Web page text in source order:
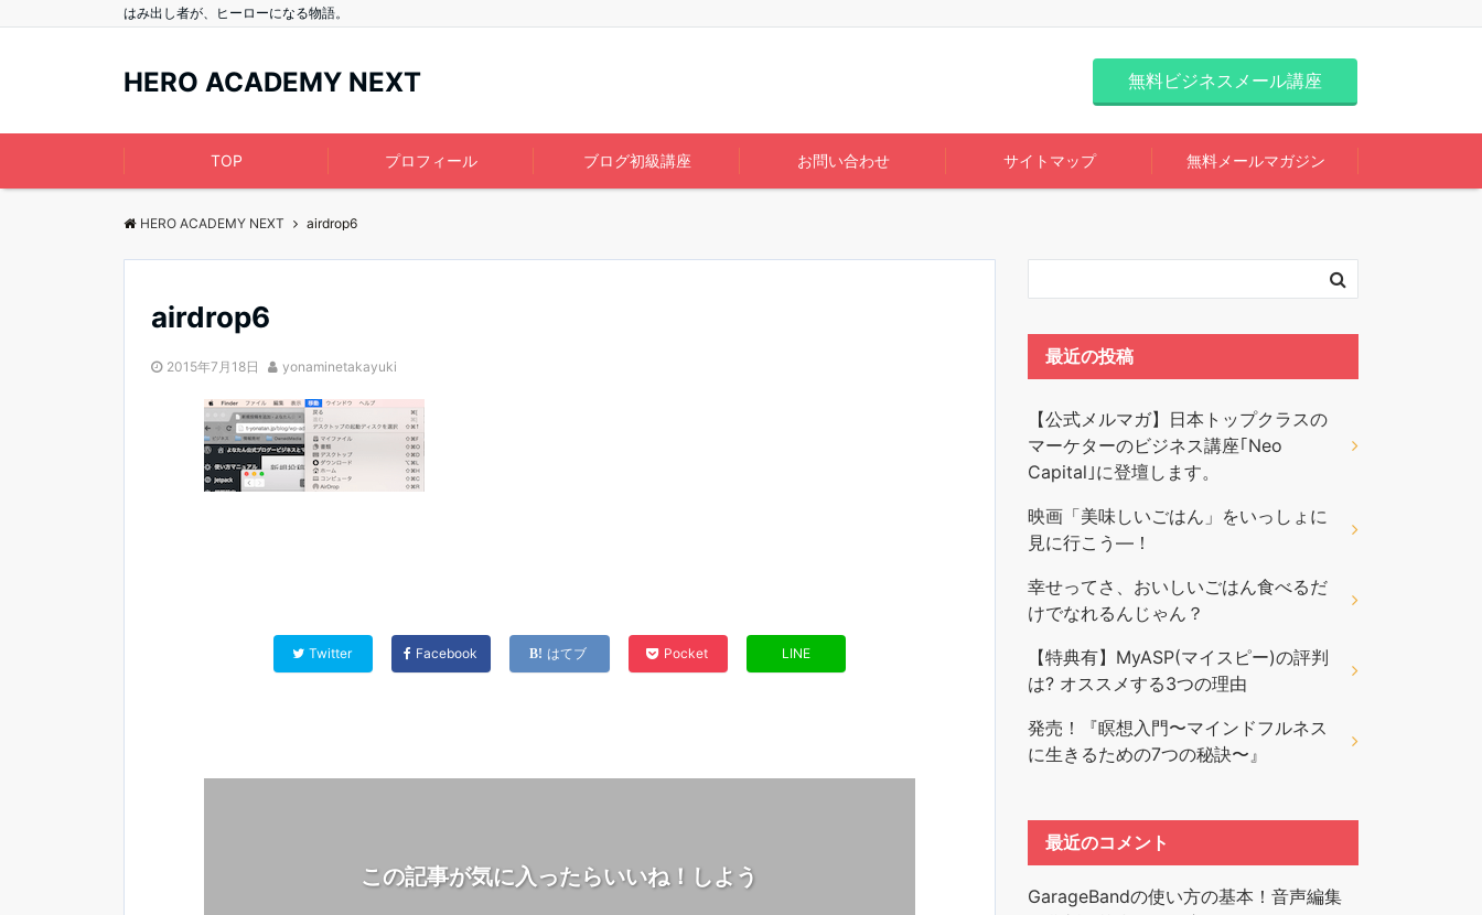
はみ出し者が、ヒーローになる物語。
HERO ACADEMY NEXT 無料ビジネスメール講座
TOP プロフィール ブログ初級講座 お問い合わせ サイトマップ 無料メールマガジン
HERO ACADEMY NEXT airdrop6
airdrop6
2015年7月18日 yonaminetakayuki
Twitter Facebook はてブ Pocket LINE
この記事が気に入ったらいいね！しよう
最近の投稿
【公式メルマガ】日本トップクラスの
マーケターのビジネス講座｢Neo
Capital｣に登壇します。
映画「美味しいごはん」をいっしょに
見に行こう―！
幸せってさ、おいしいごはん食べるだ
けでなれるんじゃん？
【特典有】MyASP(マイスピー)の評判
は? オススメする3つの理由
発売！『瞑想入門〜マインドフルネス
に生きるための7つの秘訣〜』
最近のコメント
GarageBandの使い方の基本！音声編集